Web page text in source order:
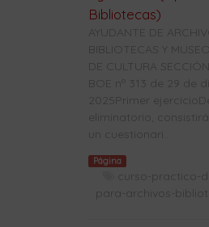
Bibliotecas)
AYUDANTE DE
BIBLIOTECAS Y
DE CULTURA
BOE nº 313 de 29 de
2025Primer
eliminatorio,
un cuestionari...
Página
curso-practico-
para-archivos-